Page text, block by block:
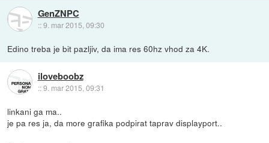
GenZNPC
::9. mar 2015, 09:30
Edino treba je bit pazljiv, da ima res 60hz vhod za 4K.
iloveboobz
::9. mar 2015, 09:31
linkani ga ma..
je pa res ja, da more grafika podpirat taprav displayport..